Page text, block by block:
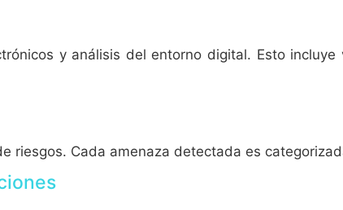
y análisis del entorno digital. Esto
riesgos. Cada amenaza detectada es